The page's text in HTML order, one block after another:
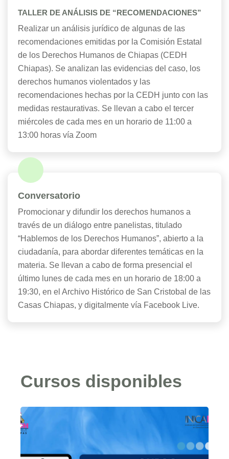
TALLER DE ANÁLISIS DE “RECOMENDACIONES”
Realizar un análisis jurídico de algunas de las
recomendaciones emitidas por la Comisión Estatal
de los Derechos Humanos de Chiapas (CEDH
Chiapas). Se analizan las evidencias del caso, los
derechos humanos violentados y las
recomendaciones hechas por la CEDH junto con las
medidas restaurativas. Se llevan a cabo el tercer
miércoles de cada mes en un horario de 11:00 a
13:00 horas vía Zoom
Conversatorio
Promocionar y difundir los derechos humanos a
través de un diálogo entre panelistas, titulado
“Hablemos de los Derechos Humanos”, abierto a la
ciudadanía, para abordar diferentes temáticas en la
materia. Se llevan a cabo de forma presencial el
último lunes de cada mes en un horario de 18:00 a
19:30, en el Archivo Histórico de San Cristobal de las
Casas Chiapas, y digitalmente vía Facebook Live.
Cursos disponibles